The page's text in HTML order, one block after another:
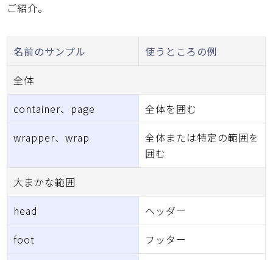
ご紹介。
名前のサンプル
使うところの例
全体
container、page
全体を囲む
wrapper、wrap
全体または特定の範囲を
囲む
大まかな範囲
head
ヘッダー
foot
フッター